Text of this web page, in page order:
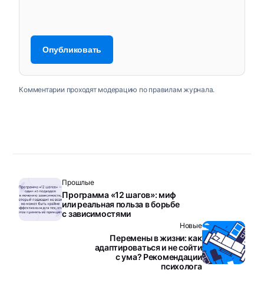
Комментарии проходят модерацию по правилам журнала.
Прошлые
Программа «12 шагов»: миф
или реальная польза в борьбе
с зависимостями
Новые
Перемены в жизни: как
адаптироваться и не сойти
с ума? Рекомендации
психолога